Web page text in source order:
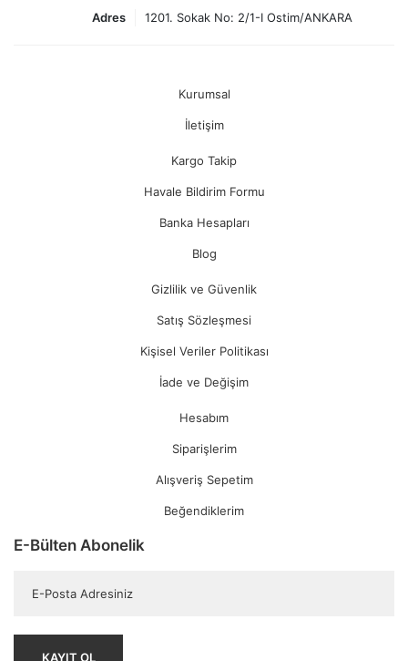
Adres 1201. Sokak No: 2/1-I Ostim/ANKARA
Kurumsal
İletişim
Kargo Takip
Havale Bildirim Formu
Banka Hesapları
Blog
Gizlilik ve Güvenlik
Satış Sözleşmesi
Kişisel Veriler Politikası
İade ve Değişim
Hesabım
Siparişlerim
Alışveriş Sepetim
Beğendiklerim
E-Bülten Abonelik
KAYIT OL